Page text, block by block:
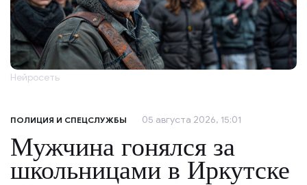
Нейросеть
ПОЛИЦИЯ И СПЕЦСЛУЖБЫ 05 августа 2026, 15:01
Мужчина гонялся за
школьницами в Иркутске